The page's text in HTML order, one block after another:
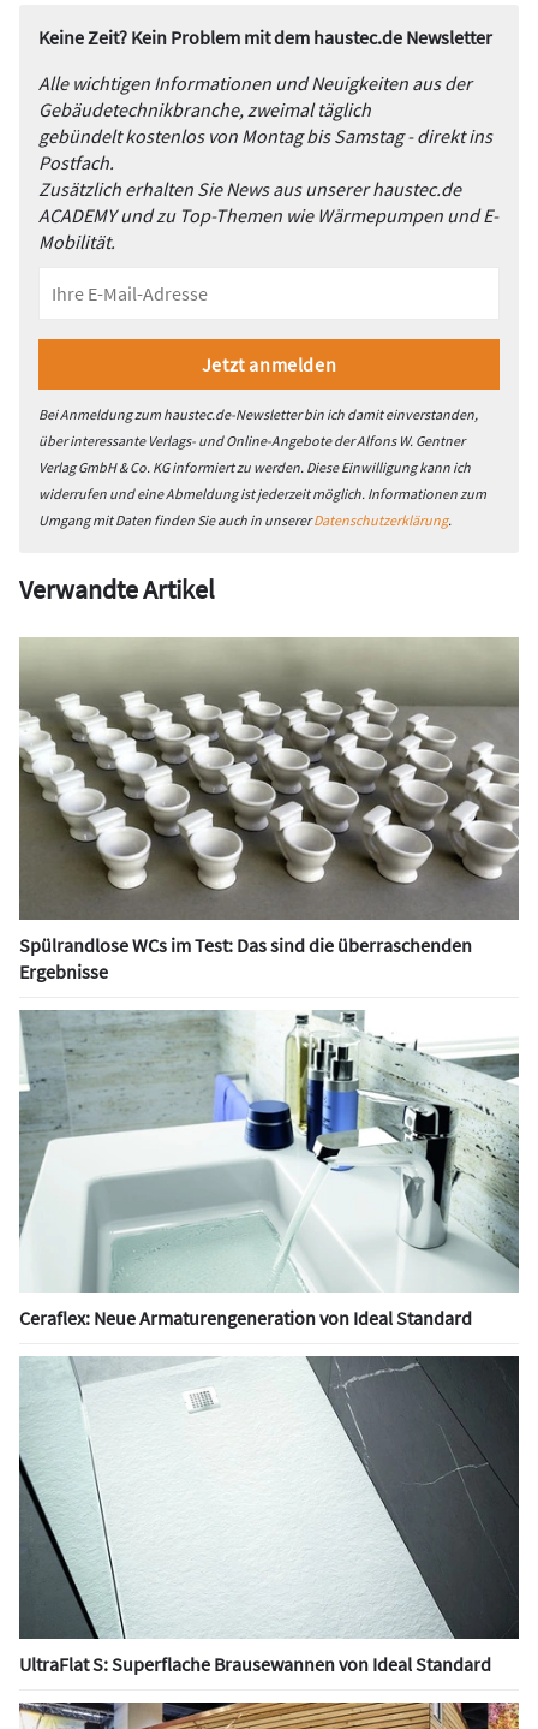
Keine Zeit? Kein Problem mit dem haustec.de Newsletter
Alle wichtigen Informationen und Neuigkeiten aus der
Gebäudetechnikbranche, zweimal täglich
gebündelt kostenlos von Montag bis Samstag - direkt ins
Postfach.
Zusätzlich erhalten Sie News aus unserer haustec.de
ACADEMY und zu Top-Themen wie Wärmepumpen und E-
Mobilität.
Bei Anmeldung zum haustec.de-Newsletter bin ich damit einverstanden,
über interessante Verlags- und Online-Angebote der Alfons W. Gentner
Verlag GmbH & Co. KG informiert zu werden. Diese Einwilligung kann ich
widerrufen und eine Abmeldung ist jederzeit möglich. Informationen zum
Umgang mit Daten finden Sie auch in unsererDatenschutzerklärung.
Verwandte Artikel
Spülrandlose WCs im Test: Das sind die überraschenden
Ergebnisse
Ceraflex: Neue Armaturengeneration von Ideal Standard
UltraFlat S: Superflache Brausewannen von Ideal Standard